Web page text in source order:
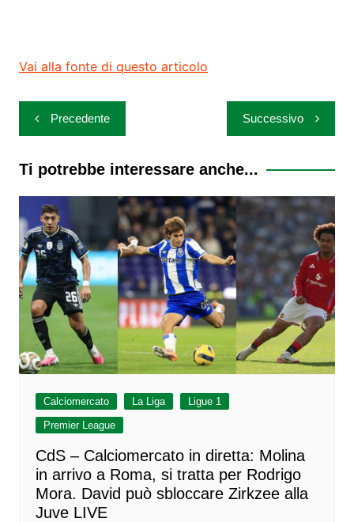
Vai alla fonte di questo articolo
Navigazione
articoli
Precedente Successivo
Ti potrebbe interessare anche...
Calciomercato La Liga
Ligue 1
Premier League
CdS – Calciomercato in diretta: Molina
in arrivo a Roma, si tratta per Rodrigo
Mora. David può sbloccare Zirkzee alla
Juve LIVE